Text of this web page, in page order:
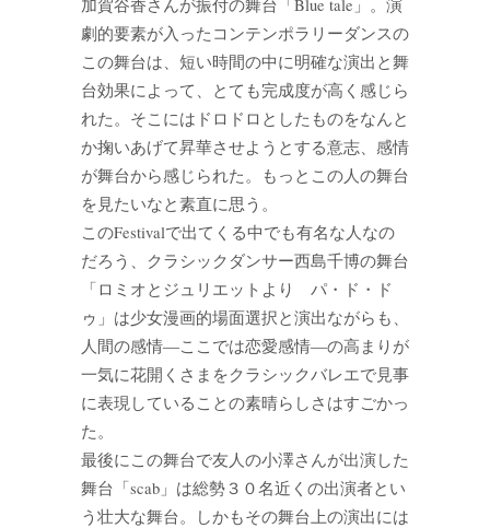
加賀谷香さんが振付の舞台「Blue tale」。演
劇的要素が入ったコンテンポラリーダンスの
この舞台は、短い時間の中に明確な演出と舞
台効果によって、とても完成度が高く感じら
れた。そこにはドロドロとしたものをなんと
か掬いあげて昇華させようとする意志、感情
が舞台から感じられた。もっとこの人の舞台
を見たいなと素直に思う。
このFestivalで出てくる中でも有名な人なの
だろう、クラシックダンサー西島千博の舞台
「ロミオとジュリエットより パ・ド・ド
ゥ」は少女漫画的場面選択と演出ながらも、
人間の感情―ここでは恋愛感情―の高まりが
一気に花開くさまをクラシックバレエで見事
に表現していることの素晴らしさはすごかっ
た。
最後にこの舞台で友人の小澤さんが出演した
舞台「scab」は総勢３０名近くの出演者とい
う壮大な舞台。しかもその舞台上の演出には